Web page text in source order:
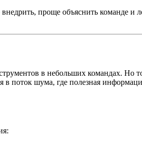
проще объяснить команде и
в небольших командах. Но
поток шума, где полезная